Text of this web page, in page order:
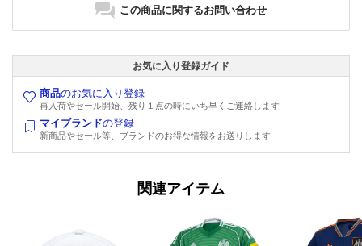
この商品に関するお問い合わせ
お気に入り登録ガイド
商品のお気に入り登録
再入荷やセール開始、残り１点の時にいち早くご連絡します
マイブランドの登録
新商品やセール等、ブランドのお得な情報をお送りします
関連アイテム